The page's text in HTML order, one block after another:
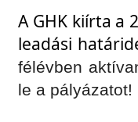
A GHK kiírta a
leadási
félévben
le a pályázatot!